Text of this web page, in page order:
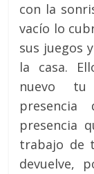
con la
vacío lo
sus juegos
la casa.
nuevo tu
presencia
trabajo de
devuelve,